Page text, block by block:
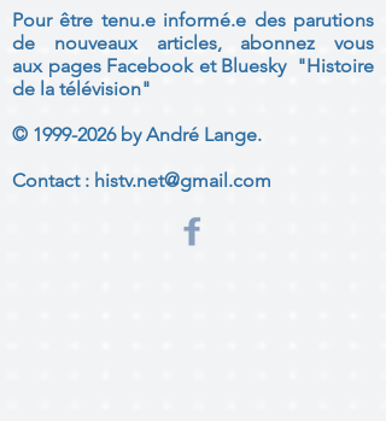
Pour être tenu.e informé.e des parutions
de nouveaux articles, abonnez vous
aux pages Facebook et Bluesky "Histoire
de la télévision"
© 1999-2026by André Lange.
Contact : histv.net@gmail.com